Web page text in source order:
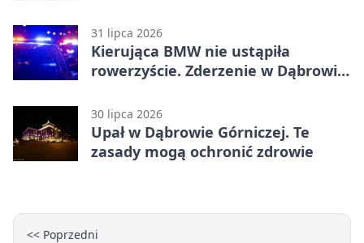
31 lipca 2026
Kierująca BMW nie ustąpiła
rowerzyście. Zderzenie w Dąbrowie
30 lipca 2026
Upał w Dąbrowie Górniczej. Te
zasady mogą ochronić zdrowie
<< Poprzedni